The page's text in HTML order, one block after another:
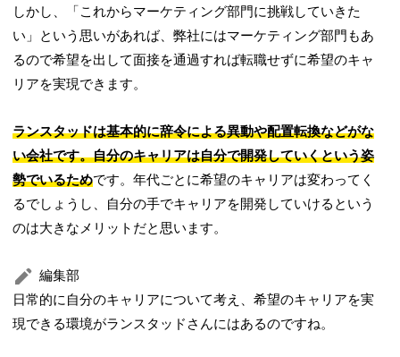
しかし、「これからマーケティング部門に挑戦していきた
い」という思いがあれば、弊社にはマーケティング部門もあ
るので希望を出して面接を通過すれば転職せずに希望のキャ
リアを実現できます。
ランスタッドは基本的に辞令による異動や配置転換などがな
い会社です。自分のキャリアは自分で開発していくという姿
勢でいるためです。年代ごとに希望のキャリアは変わってく
るでしょうし、自分の手でキャリアを開発していけるという
のは大きなメリットだと思います。
編集部
日常的に自分のキャリアについて考え、希望のキャリアを実
現できる環境がランスタッドさんにはあるのですね。